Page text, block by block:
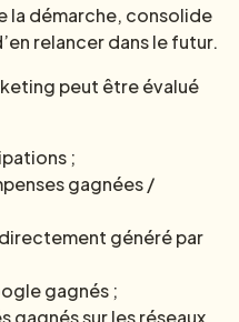
la démarche, consolide
relancer dans le futur.
peut être évalué
;
gagnées /
généré par
gagnés ;
gagnés sur les réseaux